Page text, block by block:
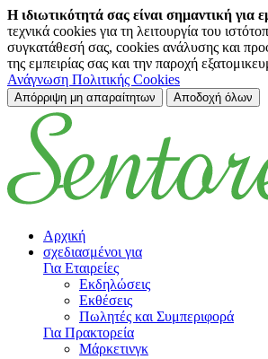
Η ιδιωτικότητά σας είναι σημαντική για
τεχνικά cookies για τη λειτουργία του
συγκατάθεσή σας, cookies ανάλυσης και
της εμπειρίας σας και την παροχή
Ανάγνωση Πολιτικής Cookies
Απόρριψη μη απαραίτητων Αποδοχή όλων
Μετάβαση στο κύριο περιεχόμενο
Αρχική
σχεδιασμένοι για
Για Εταιρείες
Εκδηλώσεις
Εκθέσεις
Πωλητές και Συμπεριφορά
Για Πρακτορεία
Μάρκετινγκ